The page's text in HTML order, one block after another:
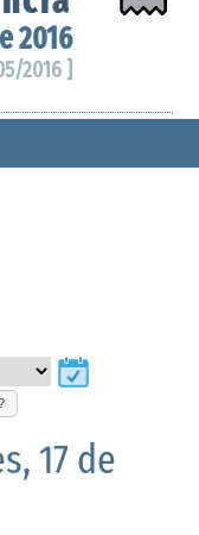
2016
2016 ]
17 de